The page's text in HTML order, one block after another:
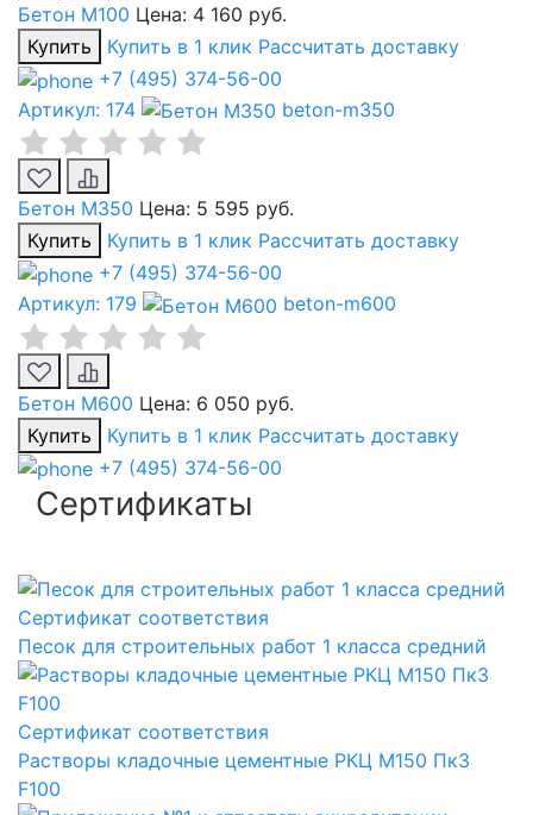
Бетон М100 Цена: 4 160 руб.
Купить
Купить в 1 клик Рассчитать доставку
+7 (495) 374-56-00
Артикул: 174
beton-m350
Бетон М350 Цена: 5 595 руб.
Купить
Купить в 1 клик Рассчитать доставку
+7 (495) 374-56-00
Артикул: 179
beton-m600
Бетон М600 Цена: 6 050 руб.
Купить
Купить в 1 клик Рассчитать доставку
+7 (495) 374-56-00
Сертификаты
Сертификат соответствия
Песок для строительных работ 1 класса средний
Сертификат соответствия
Растворы кладочные цементные РКЦ М150 Пк3
F100